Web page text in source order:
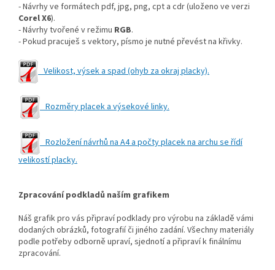
- Návrhy ve formátech pdf, jpg, png, cpt a cdr (uloženo ve verzi
Corel X6).
- Návrhy tvořené v režimu RGB.
- Pokud pracuješ s vektory, písmo je nutné převést na křivky.
Velikost, výsek a spad (ohyb za okraj placky).
Rozměry placek a výsekové linky.
Rozložení návrhů na A4 a počty placek na archu se řídí
velikostí placky.
Zpracování podkladů naším grafikem
Náš grafik pro vás připraví podklady pro výrobu na základě vámi
dodaných obrázků, fotografií či jiného zadání. Všechny materiály
podle potřeby odborně upraví, sjednotí a připraví k finálnímu
zpracování.